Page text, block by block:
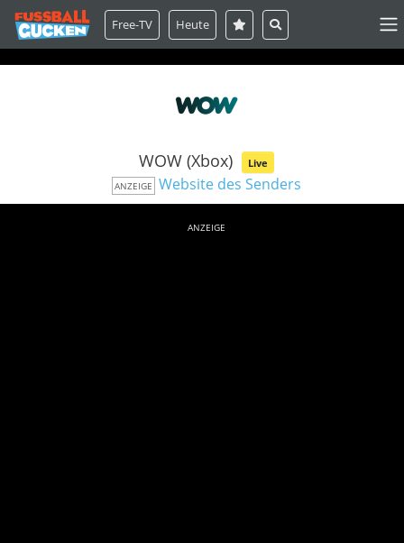
Free-TV Heute
WOW (Xbox) Live
ANZEIGE Website des Senders
ANZEIGE